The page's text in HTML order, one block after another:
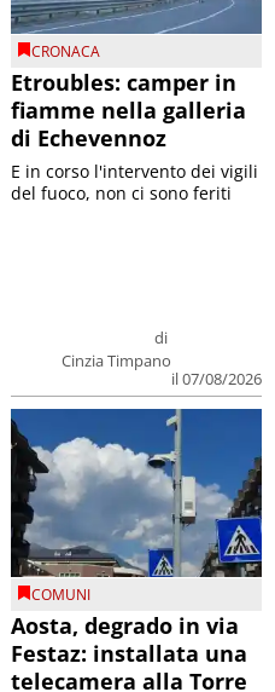
CRONACA
Etroubles: camper in
fiamme nella galleria
di Echevennoz
di
Cinzia Timpano
il 07/08/2026
E in corso l'intervento dei vigili
del fuoco, non ci sono feriti
COMUNI
Aosta, degrado in via
Festaz: installata una
telecamera alla Torre